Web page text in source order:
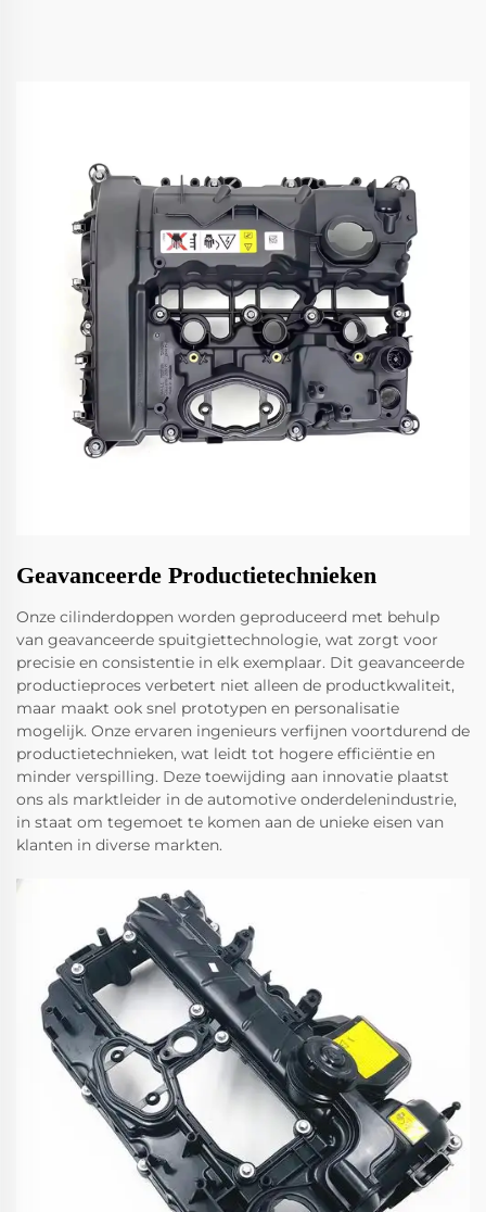
Geavanceerde Productietechnieken
Onze cilinderdoppen worden geproduceerd met behulp
van geavanceerde spuitgiettechnologie, wat zorgt voor
precisie en consistentie in elk exemplaar. Dit geavanceerde
productieproces verbetert niet alleen de productkwaliteit,
maar maakt ook snel prototypen en personalisatie
mogelijk. Onze ervaren ingenieurs verfijnen voortdurend de
productietechnieken, wat leidt tot hogere efficiëntie en
minder verspilling. Deze toewijding aan innovatie plaatst
ons als marktleider in de automotive onderdelenindustrie,
in staat om tegemoet te komen aan de unieke eisen van
klanten in diverse markten.